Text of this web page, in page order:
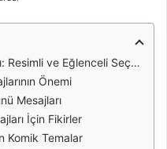
ve Eğlenceli Seçenekler
Önemi
Mesajları
İçin Fikirler
Komik Temalar